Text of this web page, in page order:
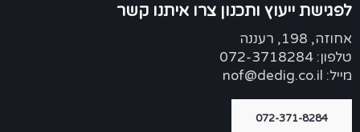
לפגישת ייעוץ ותכנון צרו איתנו קשר
אחוזה, 198, רעננה
טלפון: 072-3718284
מייל: nof@dedig.co.il
072-371-8284